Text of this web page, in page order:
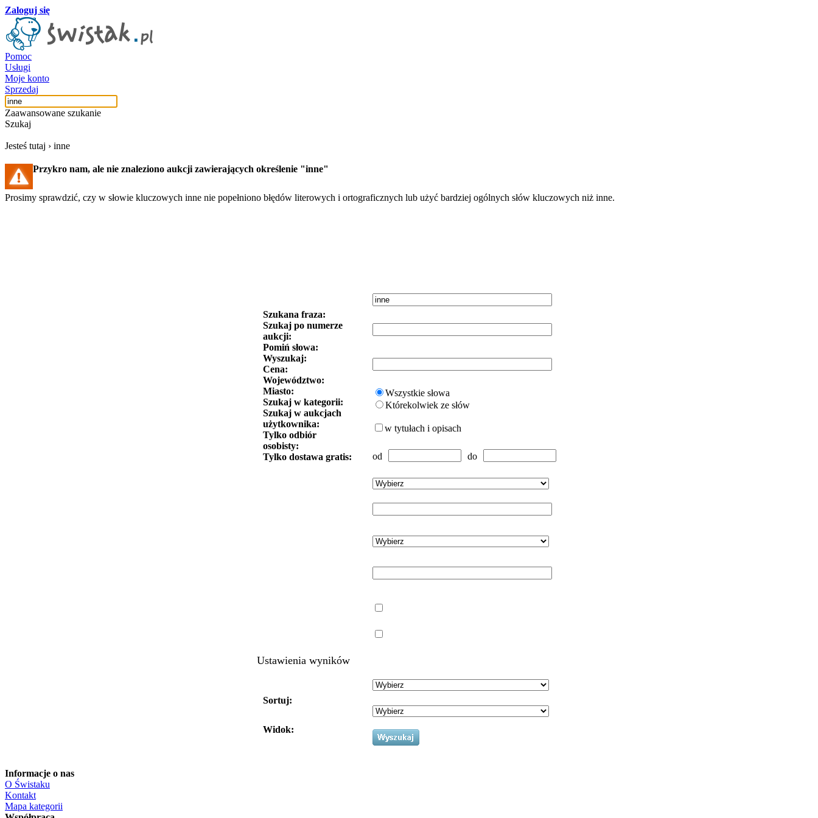
Zaloguj się
Pomoc
Usługi
Moje konto
Sprzedaj
Zaawansowane szukanie
Szukaj
Jesteś tutaj › inne
Przykro nam, ale nie znaleziono aukcji zawierających określenie "inne"
Prosimy sprawdzić, czy w słowie kluczowych inne nie popełniono błędów literowych i ortograficznych lub użyć bardziej ogólnych słów kluczowych niż inne.
Szukana fraza:
Szukaj po numerze
aukcji:
Pomiń słowa:
Wyszukaj:
Cena:
Województwo:
Miasto:
Szukaj w kategorii:
Szukaj w aukcjach
użytkownika:
Tylko odbiór
osobisty:
Tylko dostawa gratis:
Wszystkie słowa
Którekolwiek ze słów
w tytułach i opisach
od do
Ustawienia wyników
Sortuj:
Widok:
Informacje o nas
O Świstaku
Kontakt
Mapa kategorii